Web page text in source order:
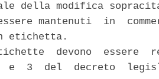
della modifica
mantenuti  in
etichetta.
devono  essere
e  3  del  decreto